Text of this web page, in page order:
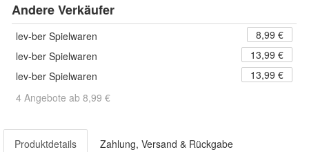
Andere Verkäufer
lev-ber Spielwaren
8,99 €
lev-ber Spielwaren
13,99 €
lev-ber Spielwaren
13,99 €
4 Angebote ab 8,99 €
Produktdetails Zahlung, Versand & Rückgabe